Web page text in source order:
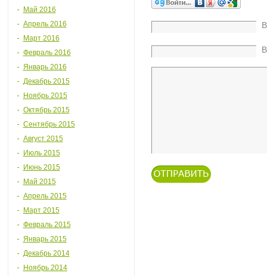
Май 2016
Апрель 2016
Март 2016
Февраль 2016
Январь 2016
Декабрь 2015
Ноябрь 2015
Октябрь 2015
Сентябрь 2015
Август 2015
Июль 2015
Июнь 2015
Май 2015
Апрель 2015
Март 2015
Февраль 2015
Январь 2015
Декабрь 2014
Ноябрь 2014